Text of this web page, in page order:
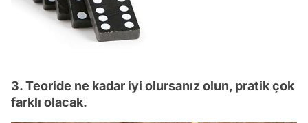
3. Teoride ne kadar iyi olursanız olun, pratik çok
farklı olacak.